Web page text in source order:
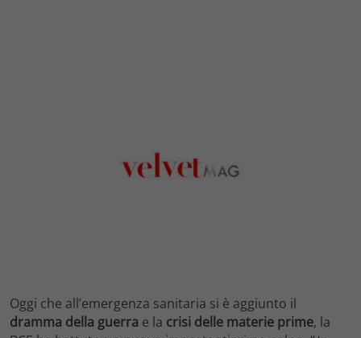
Oggi che all’emergenza sanitaria si è aggiunto il
dramma della guerra e la crisi delle materie prime, la